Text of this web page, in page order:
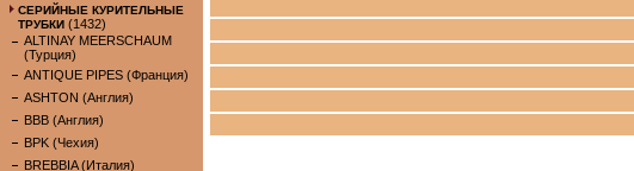
СЕРИЙНЫЕ КУРИТЕЛЬНЫЕ
ТРУБКИ (1432)
ALTINAY MEERSCHAUM
(Турция)
ANTIQUE PIPES (Франция)
ASHTON (Англия)
BBB (Англия)
BPK (Чехия)
BREBBIA (Италия)